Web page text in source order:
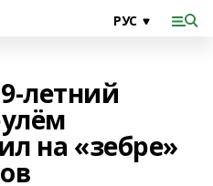
летний
на «зебре»